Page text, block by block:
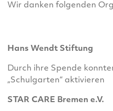
Wir danken folgenden
Hans Wendt Stiftung
Durch ihre Spende
„Schulgarten“ aktivieren
STAR CARE Bremen e.V.